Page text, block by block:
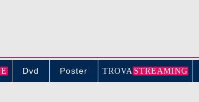
Dvd Poster TROVA STREAMING